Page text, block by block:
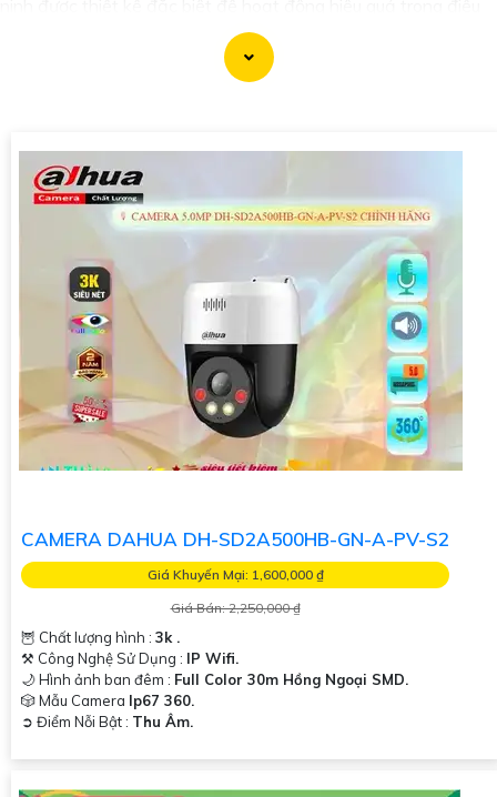
kiện ánh sáng yếu. Công nghệ Starlight cho phép camera thu
nhận và xử lý hình ảnh với chất lượng cao ngay cả trong môi
sắc nét, màu sắc trung thực ngay cả khi ánh sáng yếu. 🥇
Tính năng phù hợp cho địa điểm thiếu ánh sáng: Đây là lựa
chọn tốt cho các khu vực cần giám sát vào ban đêm hoặc
Công nghệ hỗ trợ: Camera Starlight thường đi kèm với các
công nghệ hỗ trợ khác như hồng ngoại, giúp cải thiện khả năng
quan sát vào ban đêm.
Để tìm hiểu thêm về các sản phẩm Camera Starlight Có Màu
Ánh Sáng Yếu và các công nghệ phù hợp, bạn có thể tham
khảo trực tiếp tại các cửa hàng chuyên về thiết bị an ninh
hoặc trên các trang web uy tín cung cấp các sản phẩm công
nghệ. Chúc bạn tìm được sự lựa chọn phù hợp cho nhu cầu của
CAMERA DAHUA DH-SD2A500HB-GN-A-PV-S2
Giá Khuyến Mại: 1,600,000 ₫
Giá Bán: 2,250,000 ₫
🦉 Chất lượng hình : 3k .
⚒ Công Nghệ Sử Dụng : IP Wifi.
🌙 Hình ảnh ban đêm : Full Color 30m Hồng Ngoại SMD.
🎲 Mẫu Camera Ip67 360.
️➲ Điểm Nỗi Bật : Thu Âm.